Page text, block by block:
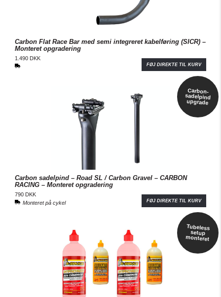
Carbon Flat Race Bar med semi integreret kabelføring (SICR) –
Monteret opgradering
1.490 DKK
FØJ DIREKTE TIL KURV
Carbon-
sadelpind
upgrade
Carbon sadelpind – Road SL / Carbon Gravel – CARBON
RACING – Monteret opgradering
790 DKK
Monteret på cykel
FØJ DIREKTE TIL KURV
Tubeless
setup
monteret